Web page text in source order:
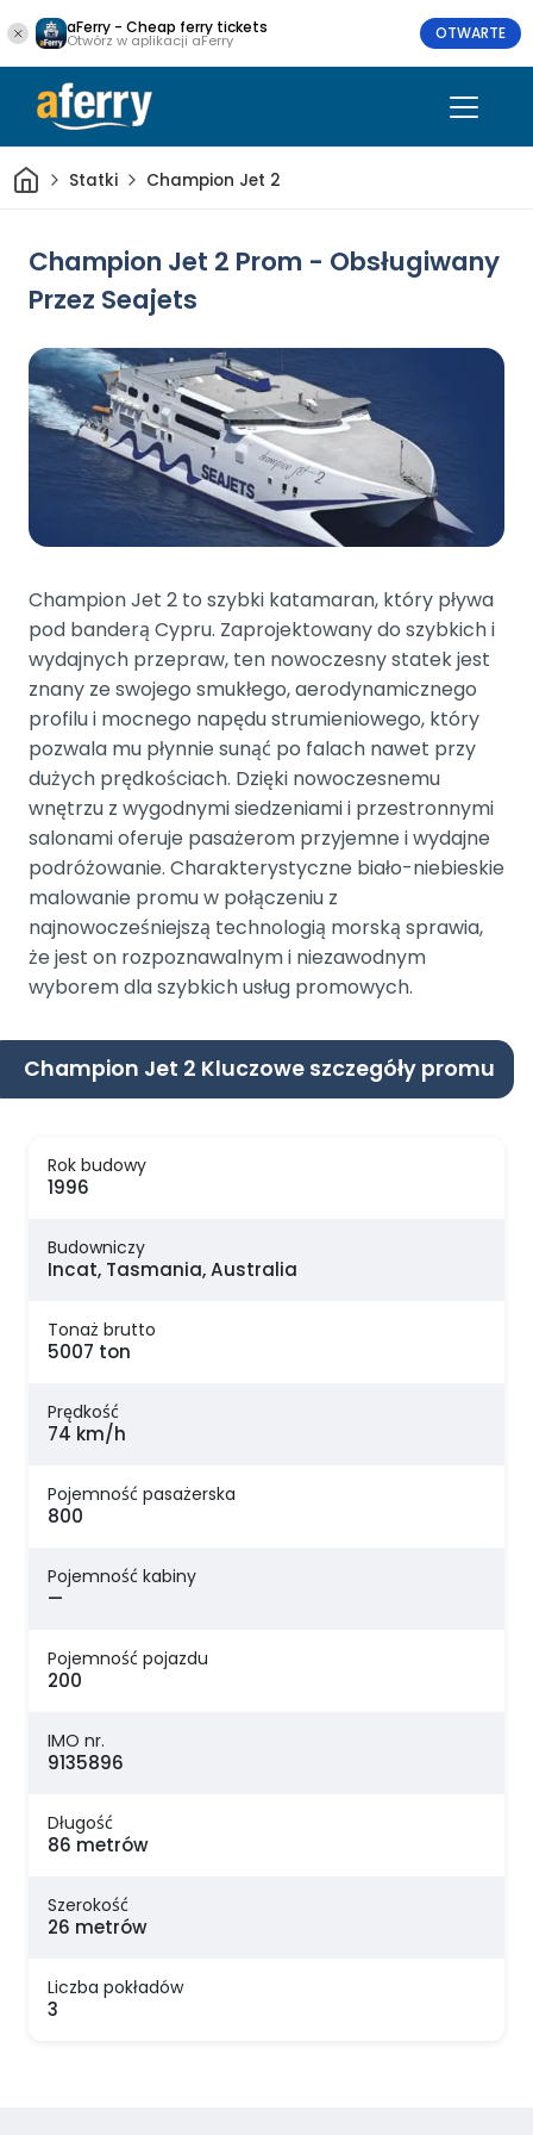
aFerry - Cheap ferry tickets
Otwórz w aplikacji aFerry OTWARTE
DomStatki Champion Jet 2
Champion Jet 2 Prom - Obsługiwany
Przez Seajets
Champion Jet 2 to szybki katamaran, który pływa
pod banderą Cypru. Zaprojektowany do szybkich i
wydajnych przepraw, ten nowoczesny statek jest
znany ze swojego smukłego, aerodynamicznego
profilu i mocnego napędu strumieniowego, który
pozwala mu płynnie sunąć po falach nawet przy
dużych prędkościach. Dzięki nowoczesnemu
wnętrzu z wygodnymi siedzeniami i przestronnymi
salonami oferuje pasażerom przyjemne i wydajne
podróżowanie. Charakterystyczne biało-niebieskie
malowanie promu w połączeniu z
najnowocześniejszą technologią morską sprawia,
że jest on rozpoznawalnym i niezawodnym
wyborem dla szybkich usług promowych.
Champion Jet 2 Kluczowe szczegóły promu
Rok budowy
1996
Budowniczy
Incat, Tasmania, Australia
Tonaż brutto
5007 ton
Prędkość
74 km/h
Pojemność pasażerska
800
Pojemność kabiny
—
Pojemność pojazdu
200
IMO nr.
9135896
Długość
86 metrów
Szerokość
26 metrów
Liczba pokładów
3